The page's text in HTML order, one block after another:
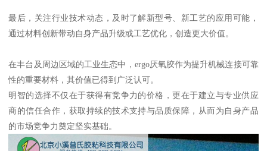
最后，关注行业技术动态，及时了解新型号、新工艺的应用可能，
通过材料创新带动自身产品升级或工艺优化，创造更大价值。
在丰台及周边区域的工业生态中，ergo厌氧胶作为提升机械连接可靠
性的重要材料，其价值已得到广泛认可。
明智的选择不仅在于获得有竞争力的价格，更在于建立与专业供应
商的信任合作，获取持续的技术支持与品质保障，从而为自身产品
的市场竞争力奠定坚实基础。